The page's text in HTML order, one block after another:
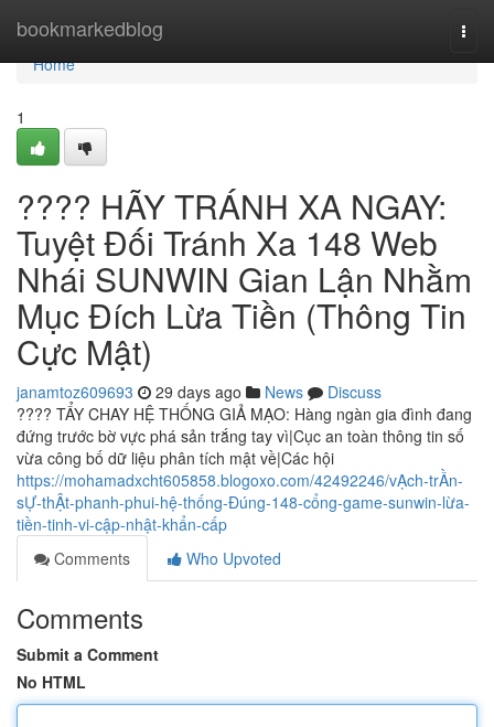
bookmarkedblog
Home
Home
1
???? HÃY TRÁNH XA NGAY:
Tuyệt Đối Tránh Xa 148 Web
Nhái SUNWIN Gian Lận Nhằm
Mục Đích Lừa Tiền (Thông Tin
Cực Mật)
janamtoz609693 29 days ago News
Discuss
???? TẨY CHAY HỆ THỐNG GIẢ MẠO: Hàng ngàn gia đình đang
đứng trước bờ vực phá sản trắng tay vì|Cục an toàn thông tin số
vừa công bố dữ liệu phân tích mật về|Các hội
https://mohamadxcht605858.blogoxo.com/42492246/vẠch-trẦn-
sỰ-thẬt-phanh-phui-hệ-thống-Đúng-148-cổng-game-sunwin-lừa-
tiền-tinh-vi-cập-nhật-khẩn-cấp
Comments
Who Upvoted
Comments
Submit a Comment
No HTML